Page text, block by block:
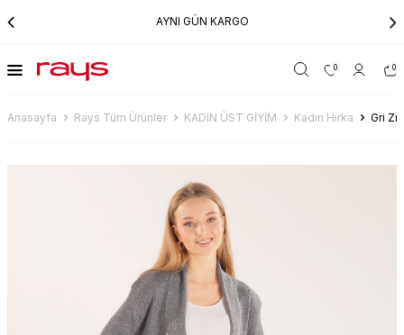
AYNI GÜN KARGO
0 0
Anasayfa Rays Tüm Ürünler KADIN ÜST GİYİM Kadın Hırka Gri